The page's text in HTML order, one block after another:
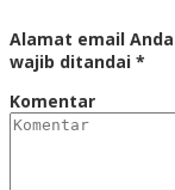
Alamat email
wajib ditandai *
Komentar